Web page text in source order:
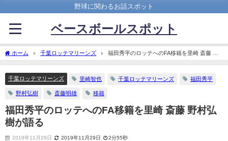
野球に関わるお話スポット
ベースボールスポット
ホーム 千葉ロッテマリーンズ
福田秀平のロッテへのFA移籍を里崎 斎藤 野
村弘樹が語る
千葉ロッテマリーンズ 里崎智也 千葉ロッテマリーンズ 福田秀平
野村弘樹 斎藤明雄 移籍
福田秀平のロッテへのFA移籍を里崎 斎藤 野村弘
樹が語る
2019年11月29日 2019年11月29日 2分55秒